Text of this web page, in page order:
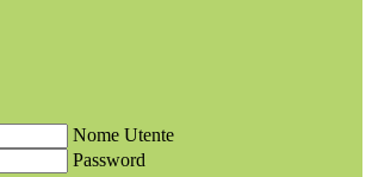
Nome Utente
Password